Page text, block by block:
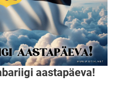
aastapäeva!